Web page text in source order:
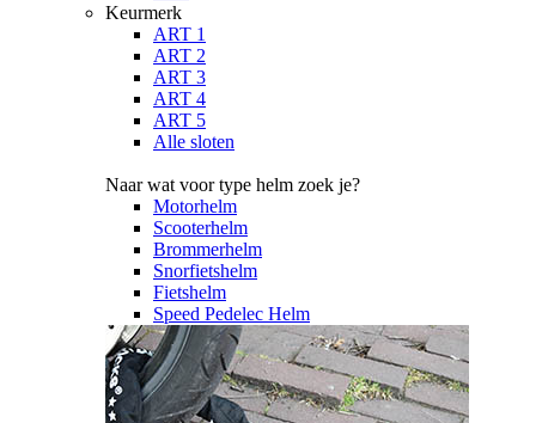
Keurmerk
ART 1
ART 2
ART 3
ART 4
ART 5
Alle sloten
Naar wat voor type helm zoek je?
Motorhelm
Scooterhelm
Brommerhelm
Snorfietshelm
Fietshelm
Speed Pedelec Helm